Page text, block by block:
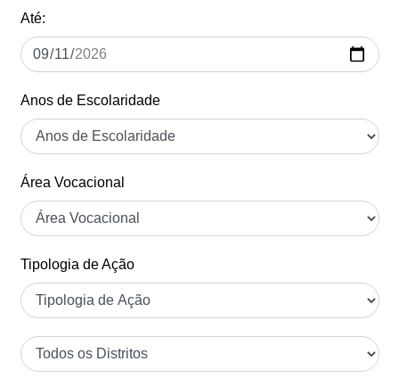
Até:
Anos de Escolaridade
Área Vocacional
Tipologia de Ação